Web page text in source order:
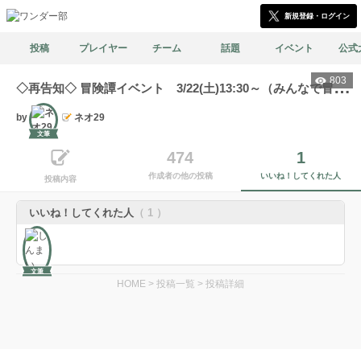
新規登録・ログイン
投稿 プレイヤー チーム 話題 イベント 公式
803
◇
再告知◇ 冒険譚イベント 3/22(土)13:30～（みんなで冒険） 0,300,600,900帯（600帯4回。他の帯は2回）
by
文筆
ネオ29
投稿内容
474
作成者の他の投稿
1
いいね！してくれた人
いいね！してくれた人 （ 1 ）
文筆
HOME > 投稿一覧 > 投稿詳細